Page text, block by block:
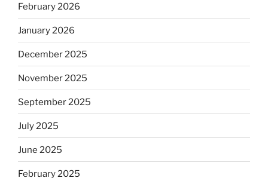
February 2026
January 2026
December 2025
November 2025
September 2025
July 2025
June 2025
February 2025